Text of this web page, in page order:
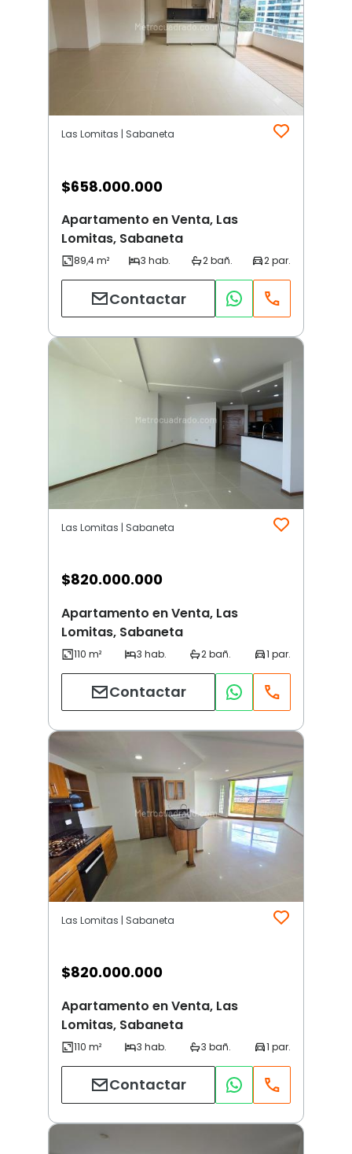
Las Lomitas | Sabaneta
$658.000.000
Apartamento en Venta, Las
Lomitas, Sabaneta
Contactar
Las Lomitas | Sabaneta
$820.000.000
Apartamento en Venta, Las
Lomitas, Sabaneta
Contactar
Las Lomitas | Sabaneta
$820.000.000
Apartamento en Venta, Las
Lomitas, Sabaneta
Contactar